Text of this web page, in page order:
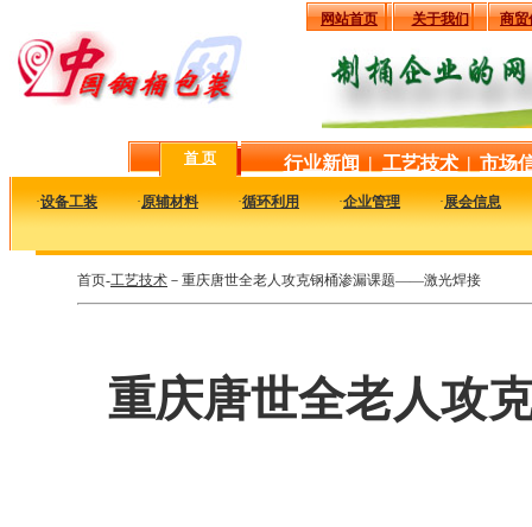
网站首页 关于我们 商贸
首 页 行业新闻 | 工艺技术 | 市场
·设备工装 ·原辅材料 ·循环利用 ·企业管理 ·展会信息
首页-工艺技术 －重庆唐世全老人攻克钢桶渗漏课题——激光焊接
重庆唐世全老人攻